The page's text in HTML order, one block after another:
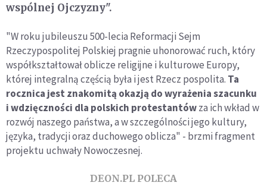
wspólnej Ojczyzny".
"W roku jubileuszu 500-lecia Reformacji Sejm
Rzeczypospolitej Polskiej pragnie uhonorować ruch, który
współkształtował oblicze religijne i kulturowe Europy,
której integralną częścią była i jest Rzecz pospolita. Ta
rocznica jest znakomitą okazją do wyrażenia szacunku
i wdzięczności dla polskich protestantówza ich wkład w
rozwój naszego państwa, a w szczególności jego kultury,
języka, tradycji oraz duchowego oblicza" - brzmi fragment
projektu uchwały Nowoczesnej.
DEON.PL POLECA